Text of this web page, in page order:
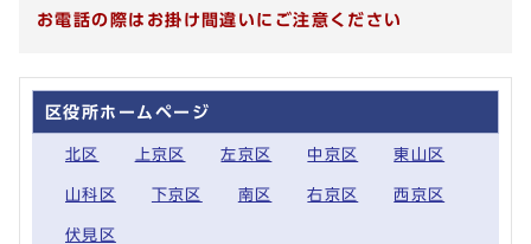
お電話の際はお掛け間違いにご注意ください
区役所ホームページ
北区 上京区 左京区 中京区 東山区
山科区 下京区 南区 右京区 西京区
伏見区